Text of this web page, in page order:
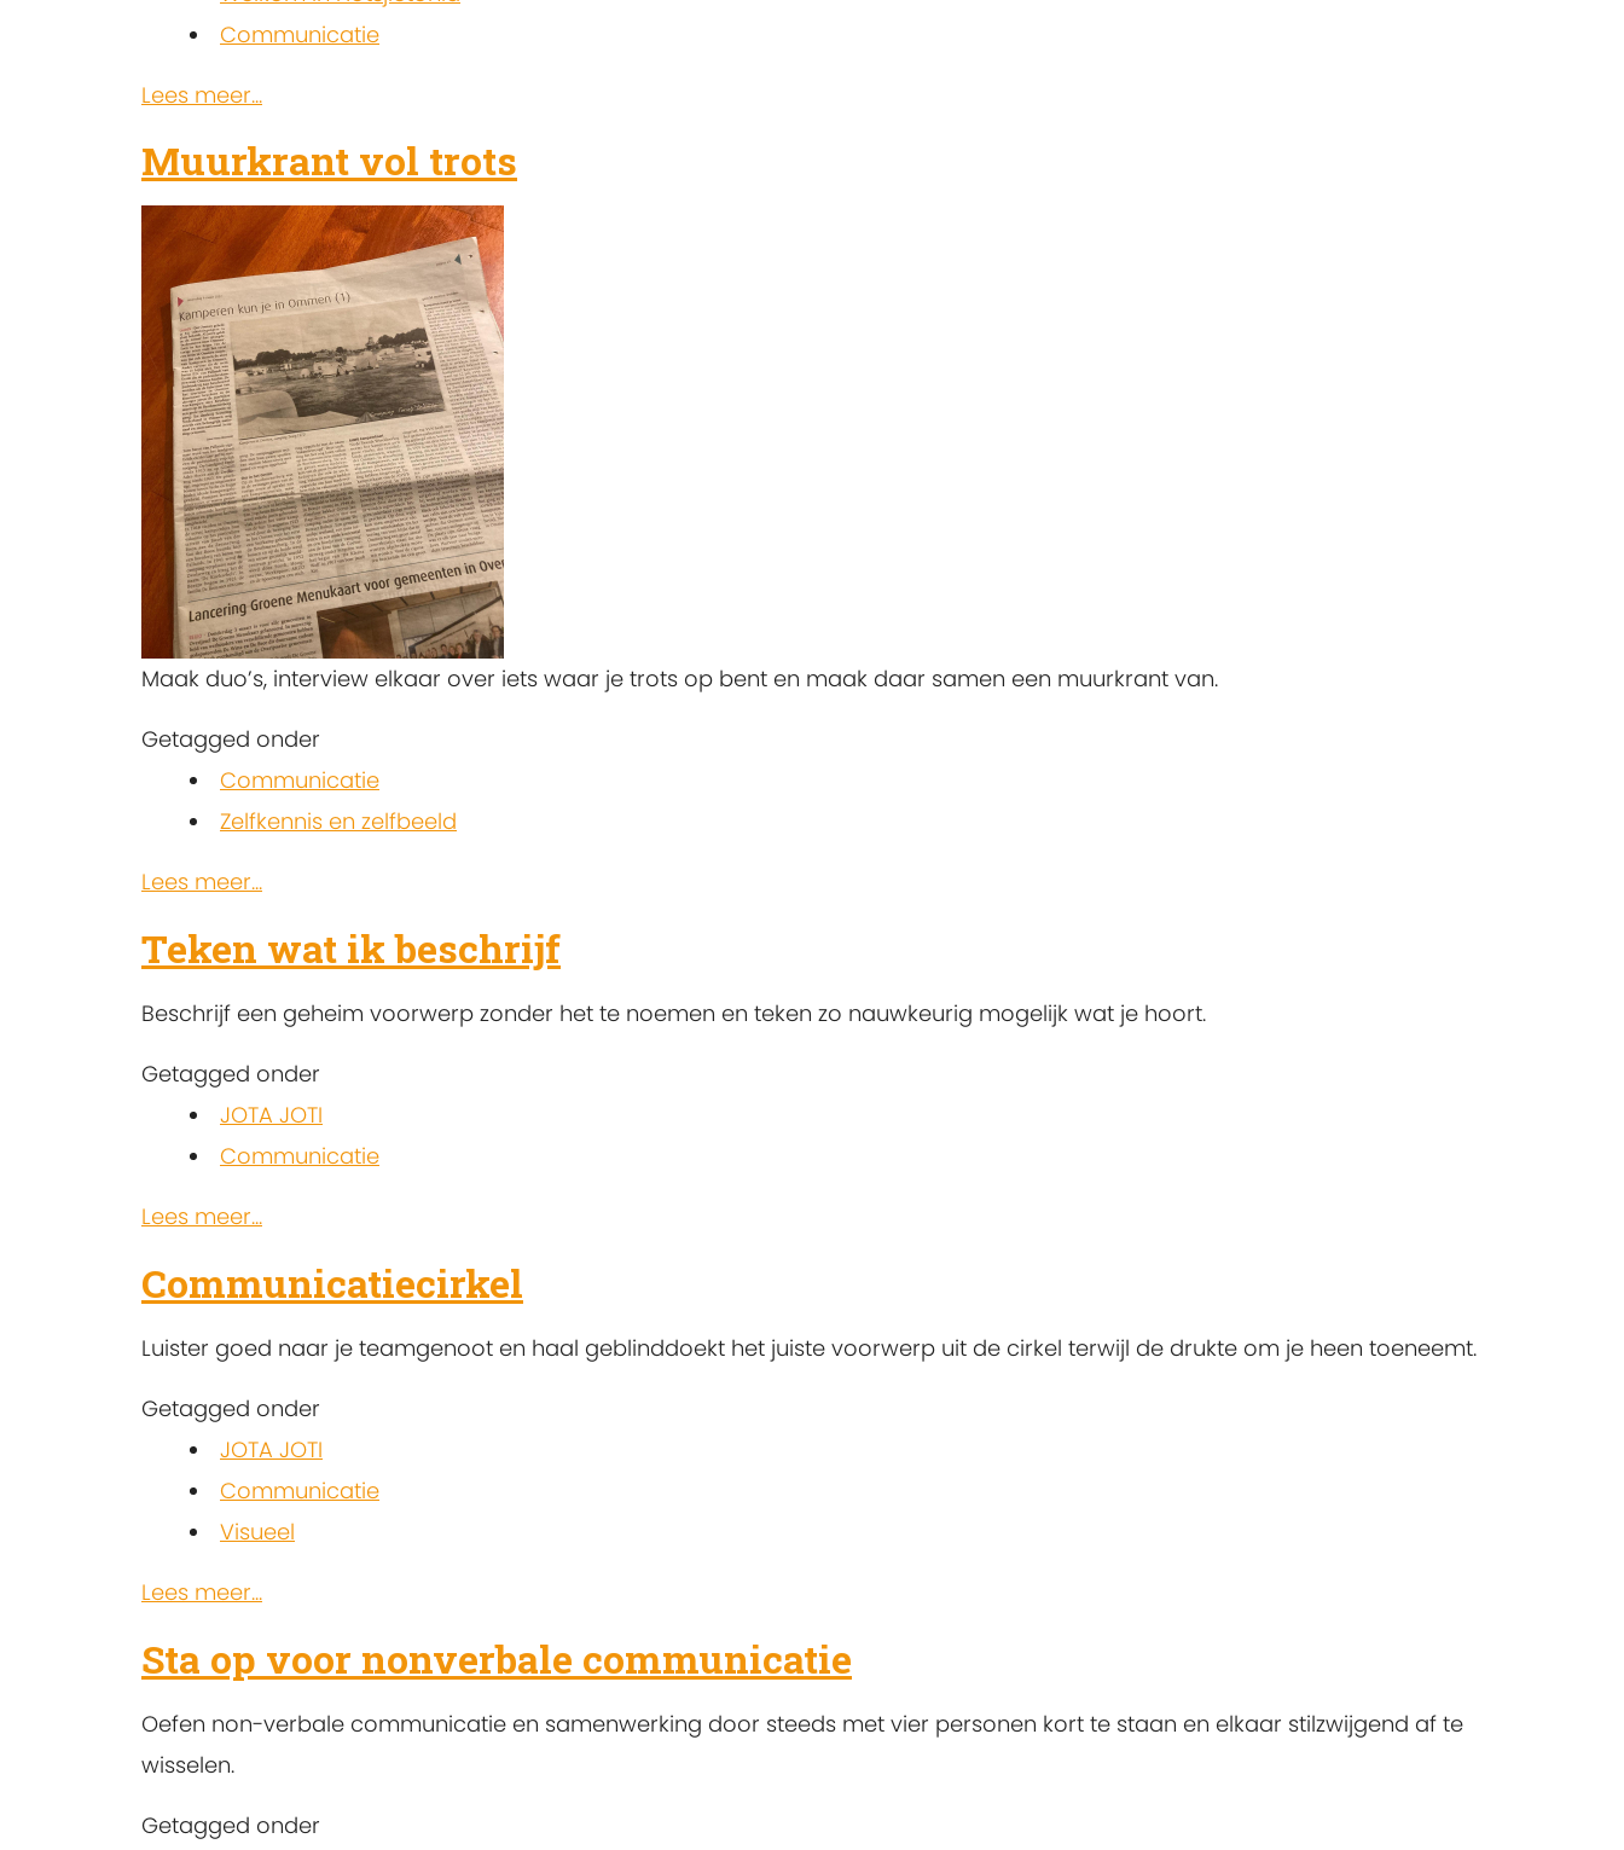
Communicatie
Lees meer...
Muurkrant vol trots
Maak duo’s, interview elkaar over iets waar je trots op bent en maak daar samen een muurkrant van.
Getagged onder
Communicatie
Zelfkennis en zelfbeeld
Lees meer...
Teken wat ik beschrijf
Beschrijf een geheim voorwerp zonder het te noemen en teken zo nauwkeurig mogelijk wat je hoort.
Getagged onder
JOTA JOTI
Communicatie
Lees meer...
Communicatiecirkel
Luister goed naar je teamgenoot en haal geblinddoekt het juiste voorwerp uit de cirkel terwijl de drukte om je heen toeneemt.
Getagged onder
JOTA JOTI
Communicatie
Visueel
Lees meer...
Sta op voor nonverbale communicatie
Oefen non-verbale communicatie en samenwerking door steeds met vier personen kort te staan en elkaar stilzwijgend af te
wisselen.
Getagged onder